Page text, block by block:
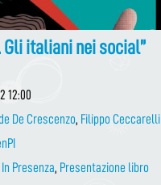
Gli italiani nei social”
12:00
De Crescenzo, Filippo Ceccarelli
In Presenza, Presentazione libro